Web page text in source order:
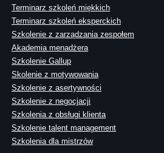
Terminarz szkoleń miękkich
Terminarz szkoleń eksperckich
Szkolenie z zarządzania zespołem
Akademia menadżera
Szkolenie Gallup
Skolenie z motywowania
Szkolenie z asertywności
Szkolenie z negocjacji
Szkolenia z obsługi klienta
Szkolenie talent management
Szkolenia dla mistrzów